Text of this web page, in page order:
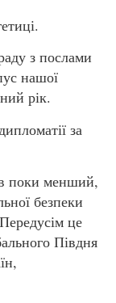
з послами
нашої
рік.
за
поки менший,
безпеки
це
Півдня